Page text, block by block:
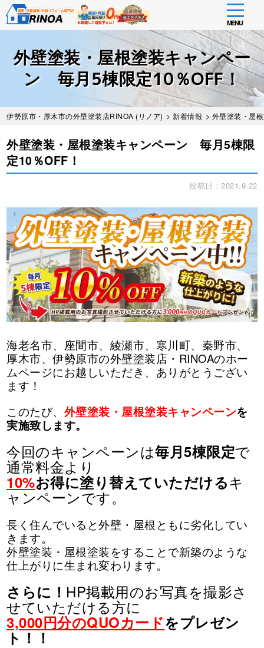
main
content
toggle
MENU
外壁塗装・屋根塗装キャンペー
ン 毎月5棟限定10％OFF！
伊勢原市・厚木市の外壁塗装店RINOA (リノア) >新着情報 > 外壁塗装・屋
外壁塗装・屋根塗装キャンペーン 毎月5棟限
定10％OFF！
投稿日：2021.9.22
海老名市、座間市、綾瀬市、寒川町、秦野市、
厚木市、伊勢原市の外壁塗装店・RINOAのホー
ムページにお越しいただき、ありがとうござい
ます！
このたび、 外壁塗装・屋根塗装キャンペーンを
実施致します。
今回のキャンペーンは毎月5棟限定で
通常料金より
10%お得に塗り替えていただけるキ
ャンペーンです。
長く住んでいると外壁・屋根ともに劣化してい
きます。
外壁塗装・屋根塗装をすることで新築のような
仕上がりに生まれ変わります。
さらに！ HP掲載用のお写真を撮影さ
せていただける方に
3,000円分のQUOカードをプレゼン
ト！！